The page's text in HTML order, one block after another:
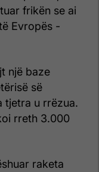
frikën se ai
Evropës -
një baze
së
tjetra u rrëzua.
rreth 3.000
raketa